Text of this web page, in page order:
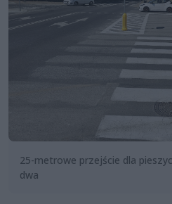
25-metrowe przejście dla
dwa